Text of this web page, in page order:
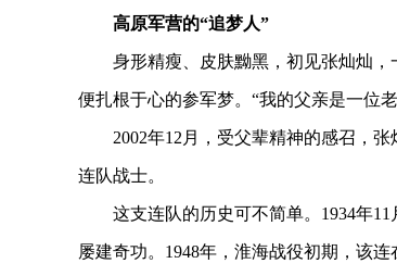
高原军营的“追梦人”
身形精瘦、皮肤黝黑，初见张灿灿，
便扎根于心的参军梦。“我的父亲是一位
2002年12月，受父辈精神的感召，张
连队战士。
这支连队的历史可不简单。1934年11
屡建奇功。1948年，淮海战役初期，该